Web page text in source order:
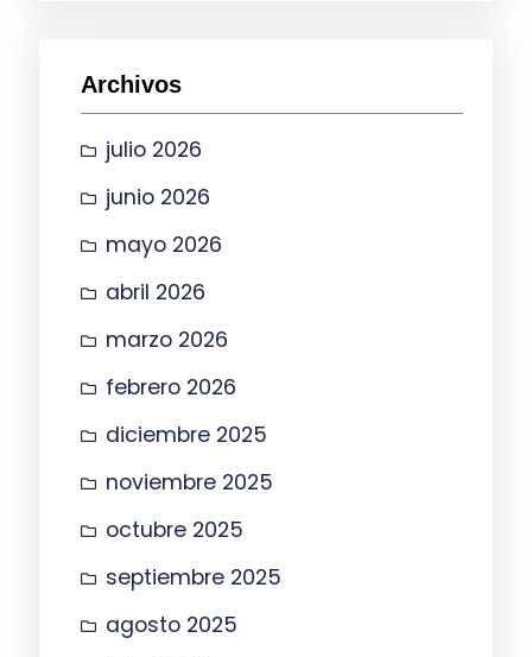
a
Archivos
julio 2026
junio 2026
mayo 2026
abril 2026
marzo 2026
febrero 2026
diciembre 2025
noviembre 2025
octubre 2025
septiembre 2025
agosto 2025